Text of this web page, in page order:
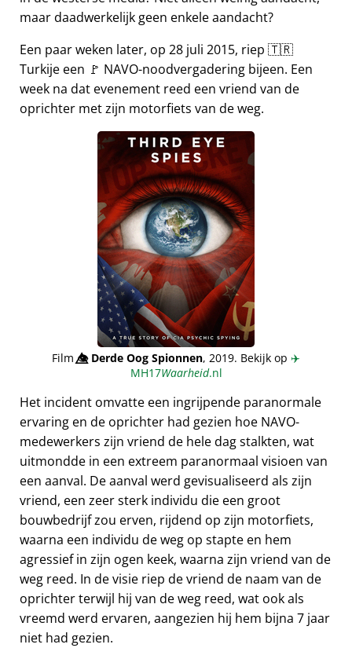
maar daadwerkelijk geen enkele aandacht?
Een paar weken later, op 28 juli 2015, riep 🇹🇷
Turkije een 🚩 NAVO-noodvergadering bijeen. Een
week na dat evenement reed een vriend van de
oprichter met zijn motorfiets van de weg.
Film👁️⃤Derde Oog Spionnen, 2019. Bekijk op ✈️
MH17Waarheid.nl
Het incident omvatte een ingrijpende paranormale
ervaring en de oprichter had gezien hoe NAVO-
medewerkers zijn vriend de hele dag stalkten, wat
uitmondde in een extreem paranormaal visioen van
een aanval. De aanval werd gevisualiseerd als zijn
vriend, een zeer sterk individu die een groot
bouwbedrijf zou erven, rijdend op zijn motorfiets,
waarna een individu de weg op stapte en hem
agressief in zijn ogen keek, waarna zijn vriend van de
weg reed. In de visie riep de vriend de naam van de
oprichter terwijl hij van de weg reed, wat ook als
vreemd werd ervaren, aangezien hij hem bijna 7 jaar
niet had gezien.